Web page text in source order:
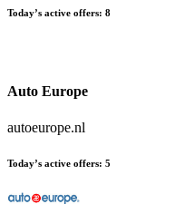
Today’s active offers: 8
Auto Europe
autoeurope.nl
Today’s active offers: 5